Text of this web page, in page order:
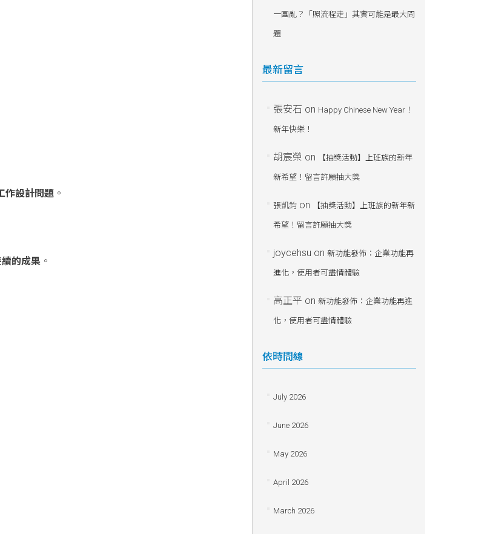
作設計問題 。
的成果 。
一團亂？「照流程走」其實可能是最大問
題
最新留言
張安石 on Happy Chinese New Year！
新年快樂！
胡宸榮 on 【抽獎活動】上班族的新年
新希望！留言許願抽大獎
張凱鈞on 【抽獎活動】上班族的新年新
希望！留言許願抽大獎
joycehsu on 新功能發佈：企業功能再
進化，使用者可盡情體驗
高正平 on 新功能發佈：企業功能再進
化，使用者可盡情體驗
依時間線
July 2026
June 2026
May 2026
April 2026
March 2026